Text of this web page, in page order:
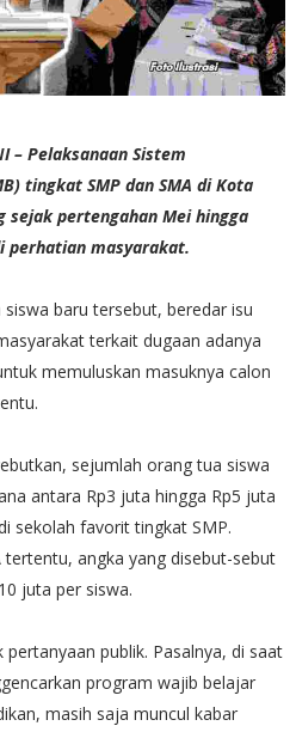
– Pelaksanaan Sistem
tingkat SMP dan SMA di Kota
sejak pertengahan Mei hingga
perhatian masyarakat.
baru tersebut, beredar isu
terkait dugaan adanya
memuluskan masuknya calon
sejumlah orang tua siswa
antara Rp3 juta hingga Rp5 juta
sekolah favorit tingkat SMP.
angka yang disebut-sebut
juta per siswa.
publik. Pasalnya, di saat
program wajib belajar
masih saja muncul kabar